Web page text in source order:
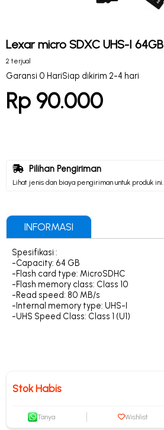
Lexar micro SDXC UHS-I 64GB
2 terjual
Garansi 0 HariSiap dikirim 2-4 hari
Rp 90.000
Pilihan Pengiriman
Lihat jenis dan biaya pengiriman untuk produk ini.
INFORMASI
Spesifikasi :
-Capacity: 64 GB
-Flash card type: MicroSDHC
-Flash memory class: Class 10
-Read speed: 80 MB/s
-Internal memory type: UHS-I
-UHS Speed Class: Class 1 (U1)
Stok Habis
Tanya Wishlist